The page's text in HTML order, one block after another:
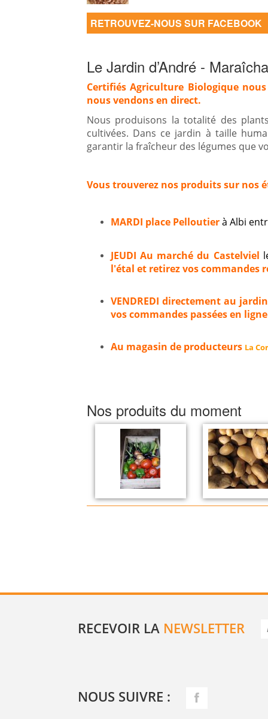
RETROUVEZ-NOUS SUR FACEBOOK
Le Jardin d’André -
Certifiés Agriculture Biologique
nous vendons en direct.
Nous produisons la totalité des
cultivées. Dans ce jardin à taille
garantir la fraîcheur des légumes que
Vous trouverez nos produits sur nos
MARDI place Pelloutierà Albi
JEUDI Au marché du Castelviel
l'étal et retirez vos commandes
VENDREDI directement au
vos commandes passées en ligne
Au magasin de producteurs La
Nos produits du moment
RECEVOIR LA NEWSLETTER
NOUS SUIVRE :